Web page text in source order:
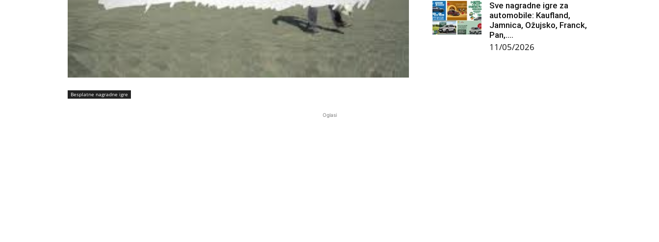
Besplatne nagradne igre
Sve nagradne igre za
automobile: Kaufland,
Jamnica, Ožujsko, Franck,
Pan,….
11/05/2026
Oglasi